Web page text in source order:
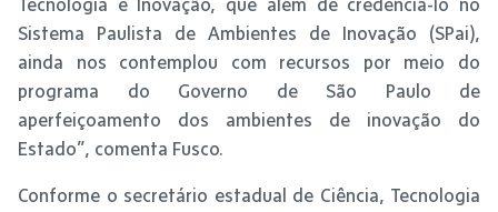
Sistema Paulista de Ambientes de Inovação (SPai),
ainda nos contemplou com recursos por meio do
programa do Governo de São Paulo de
aperfeiçoamento dos ambientes de inovação do
Estado”, comenta Fusco.
Conforme o secretário estadual de Ciência, Tecnologia